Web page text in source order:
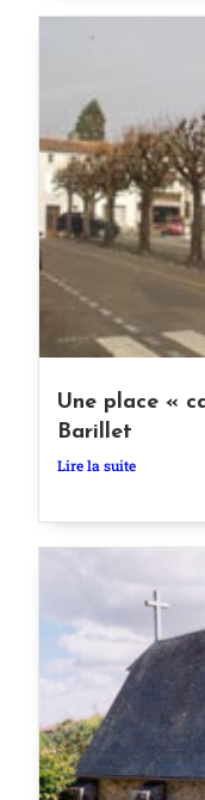
Une place «
Barillet
Lire la suite